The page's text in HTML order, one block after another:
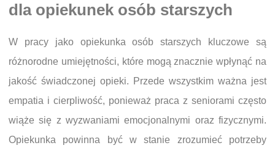
dla opiekunek osób starszych
W pracy jako opiekunka osób starszych kluczowe są
różnorodne umiejętności, które mogą znacznie wpłynąć na
jakość świadczonej opieki. Przede wszystkim ważna jest
empatia i cierpliwość, ponieważ praca z seniorami często
wiąże się z wyzwaniami emocjonalnymi oraz fizycznymi.
Opiekunka powinna być w stanie zrozumieć potrzeby